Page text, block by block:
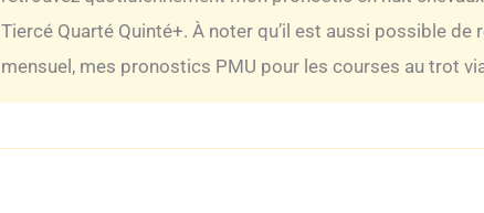
Tiercé Quarté Quinté+. À noter qu’il est aussi possible de
mensuel, mes pronostics PMU pour les courses au trot